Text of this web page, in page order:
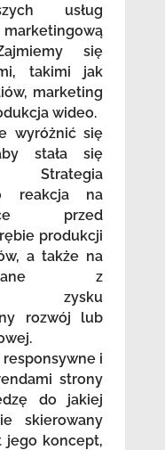
usług
się
takimi jak
marketing
wideo.
wyróżnić się
stała się
Strategia
reakcja na
przed
produkcji
a także na
z
zysku
rozwój lub
i
strony
do jakiej
skierowany
jego koncept,